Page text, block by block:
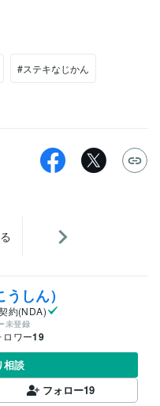
#ステキなじかん
しん）
約(NDA)
未登録
ロワー19
相談
フォロー19